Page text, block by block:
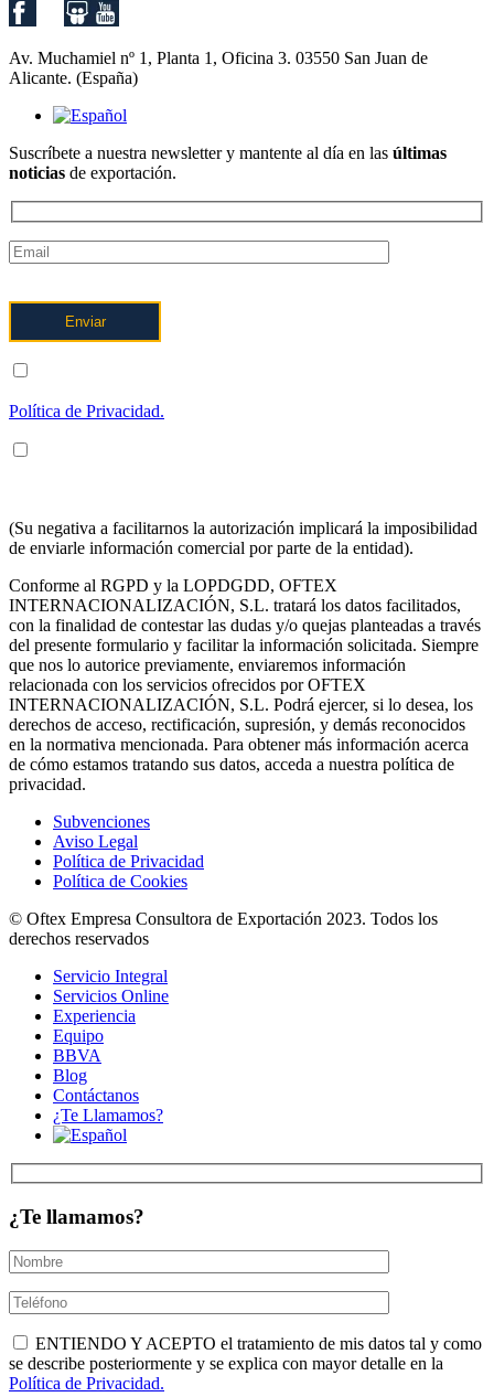
Av. Muchamiel nº 1, Planta 1, Oficina 3. 03550 San Juan de
Alicante. (España)
Suscríbete a nuestra newsletter y mantente al día en las últimas
noticias de exportación.
Política de Privacidad.
(Su negativa a facilitarnos la autorización implicará la imposibilidad
de enviarle información comercial por parte de la entidad).
Conforme al RGPD y la LOPDGDD, OFTEX
INTERNACIONALIZACIÓN, S.L. tratará los datos facilitados,
con la finalidad de contestar las dudas y/o quejas planteadas a través
del presente formulario y facilitar la información solicitada. Siempre
que nos lo autorice previamente, enviaremos información
relacionada con los servicios ofrecidos por OFTEX
INTERNACIONALIZACIÓN, S.L. Podrá ejercer, si lo desea, los
derechos de acceso, rectificación, supresión, y demás reconocidos
en la normativa mencionada. Para obtener más información acerca
de cómo estamos tratando sus datos, acceda a nuestra política de
privacidad.
Subvenciones
Aviso Legal
Política de Privacidad
Política de Cookies
© Oftex Empresa Consultora de Exportación 2023. Todos los
derechos reservados
Servicio Integral
Servicios Online
Experiencia
Equipo
BBVA
Blog
Contáctanos
¿Te Llamamos?
¿Te llamamos?
ENTIENDO Y ACEPTO el tratamiento de mis datos tal y como
se describe posteriormente y se explica con mayor detalle en la
Política de Privacidad.